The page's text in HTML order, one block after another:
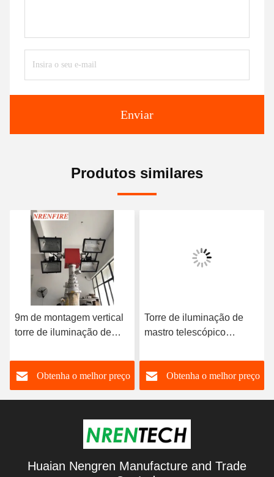
Enviar
Produtos similares
9m de montagem vertical
torre de iluminação de
pneumático 4x1000W
lâmpadas halogênicas
Obtenha o melhor preço
Torre de iluminação de
mastro telescópico
vertical de 6 m 4x1000W
Lâmpadas halogênicas
Obtenha o melhor preço
Huaian Nengren Manufacture and Trade